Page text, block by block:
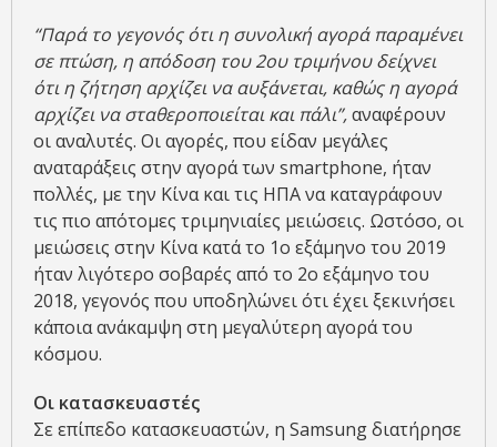
“Παρά το γεγονός ότι η συνολική αγορά παραμένει
σε πτώση, η απόδοση του 2ου τριμήνου δείχνει
ότι η ζήτηση αρχίζει να αυξάνεται, καθώς η αγορά
αρχίζει να σταθεροποιείται και πάλι”,αναφέρουν
οι αναλυτές. Οι αγορές, που είδαν μεγάλες
αναταράξεις στην αγορά των smartphone, ήταν
πολλές, με την Κίνα και τις ΗΠΑ να καταγράφουν
τις πιο απότομες τριμηνιαίες μειώσεις. Ωστόσο, οι
μειώσεις στην Κίνα κατά το 1ο εξάμηνο του 2019
ήταν λιγότερο σοβαρές από το 2ο εξάμηνο του
2018, γεγονός που υποδηλώνει ότι έχει ξεκινήσει
κάποια ανάκαμψη στη μεγαλύτερη αγορά του
κόσμου.
Οι κατασκευαστές
Σε επίπεδο κατασκευαστών, η Samsung διατήρησε